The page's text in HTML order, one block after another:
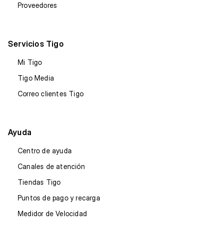
Proveedores
Servicios Tigo
Mi Tigo
Tigo Media
Correo clientes Tigo
Ayuda
Centro de ayuda
Canales de atención
Tiendas Tigo
Puntos de pago y recarga
Medidor de Velocidad